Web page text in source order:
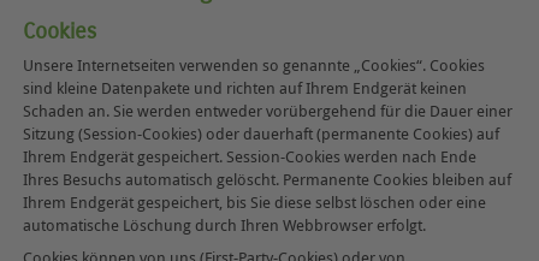
Cookies
Unsere Internetseiten verwenden so genannte „Cookies“. Cookies
sind kleine Datenpakete und richten auf Ihrem Endgerät keinen
Schaden an. Sie werden entweder vorübergehend für die Dauer einer
Sitzung (Session-Cookies) oder dauerhaft (permanente Cookies) auf
Ihrem Endgerät gespeichert. Session-Cookies werden nach Ende
Ihres Besuchs automatisch gelöscht. Permanente Cookies bleiben auf
Ihrem Endgerät gespeichert, bis Sie diese selbst löschen oder eine
automatische Löschung durch Ihren Webbrowser erfolgt.